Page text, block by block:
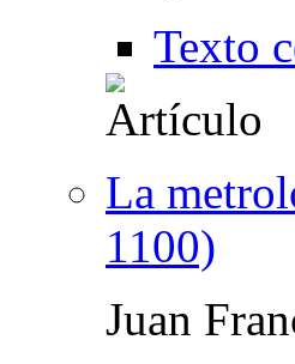
Texto
La
1100)
Juan